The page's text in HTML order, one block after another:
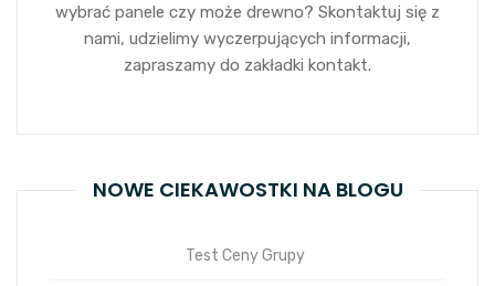
wybrać panele czy może drewno? Skontaktuj się z
nami, udzielimy wyczerpujących informacji,
zapraszamy do zakładki kontakt.
NOWE CIEKAWOSTKI NA BLOGU
Test Ceny Grupy